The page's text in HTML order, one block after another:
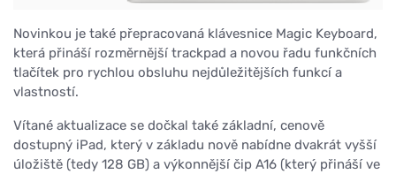
Novinkou je také přepracovaná klávesnice Magic Keyboard,
která přináší rozměrnější trackpad a novou řadu funkčních
tlačítek pro rychlou obsluhu nejdůležitějších funkcí a
vlastností.
Vítané aktualizace se dočkal také základní, cenově
dostupný iPad, který v základu nově nabídne dvakrát vyšší
úložiště (tedy 128 GB) a výkonnější čip A16 (který přináší ve